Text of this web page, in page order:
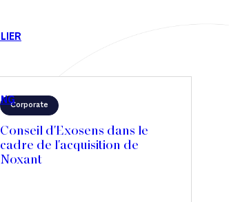
Corporate
Conseil d'Exosens dans le
cadre de l'acquisition de
Noxant